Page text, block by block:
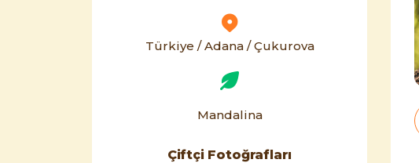
Türkiye / Adana / Çukurova
Mandalina
Çiftçi Fotoğrafları